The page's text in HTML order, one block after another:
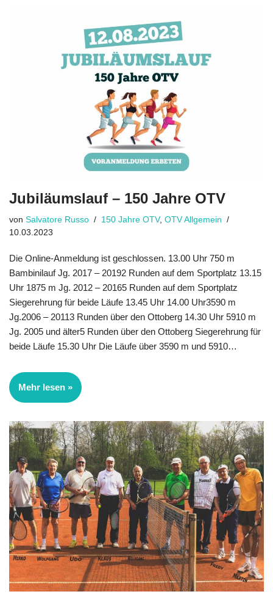
Jubiläumslauf – 150 Jahre OTV
von Salvatore Russo 150 Jahre OTV, OTV Allgemein
10.03.2023
Die Online-Anmeldung ist geschlossen. 13.00 Uhr 750 m
Bambinilauf Jg. 2017 – 20192 Runden auf dem Sportplatz 13.15
Uhr 1875 m Jg. 2012 – 20165 Runden auf dem Sportplatz
Siegerehrung für beide Läufe 13.45 Uhr 14.00 Uhr3590 m
Jg.2006 – 20113 Runden über den Ottoberg 14.30 Uhr 5910 m
Jg. 2005 und älter5 Runden über den Ottoberg Siegerehrung für
beide Läufe 15.30 Uhr Die Läufe über 3590 m und 5910…
Mehr lesen »